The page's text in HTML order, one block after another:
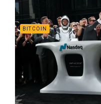
BITCOIN